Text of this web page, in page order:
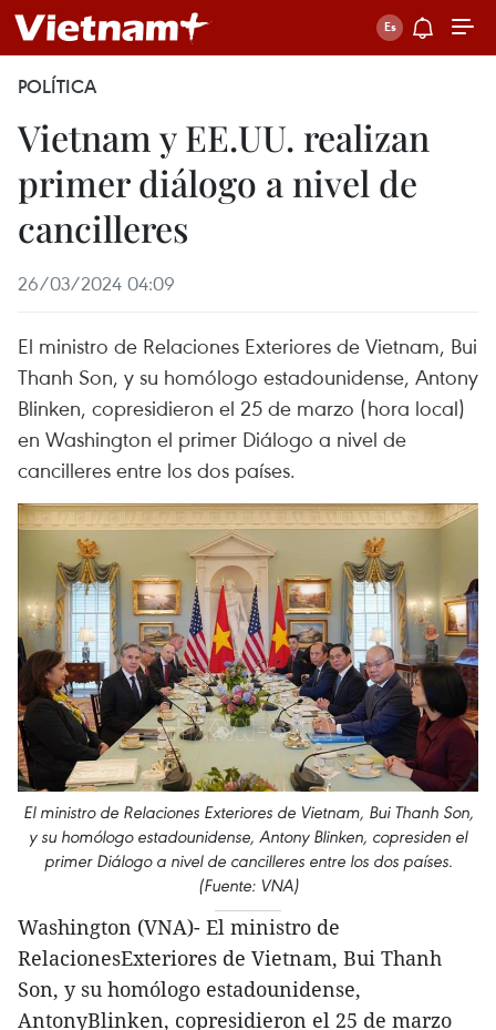
POLÍTICA
Vietnam y EE.UU. realizan
primer diálogo a nivel de
cancilleres
26/03/2024 04:09
El ministro de Relaciones Exteriores de Vietnam, Bui
Thanh Son, y su homólogo estadounidense, Antony
Blinken, copresidieron el 25 de marzo (hora local)
en Washington el primer Diálogo a nivel de
cancilleres entre los dos países.
El ministro de Relaciones Exteriores de Vietnam, Bui Thanh Son,
y su homólogo estadounidense, Antony Blinken, copresiden el
primer Diálogo a nivel de cancilleres entre los dos países.
(Fuente: VNA)
Washington (VNA)- El ministro de
RelacionesExteriores de Vietnam, Bui Thanh
Son, y su homólogo estadounidense,
AntonyBlinken, copresidieron el 25 de marzo